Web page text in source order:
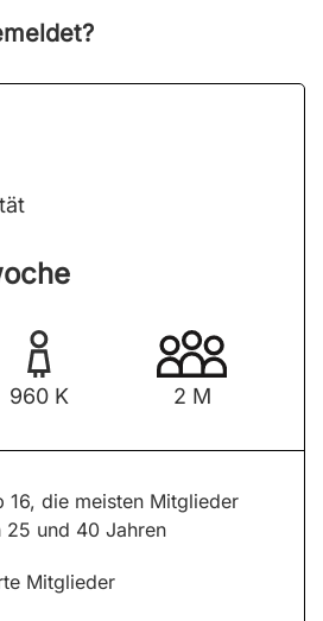
960 K 2 M
16, die meisten Mitglieder
25 und 40 Jahren
Mitglieder